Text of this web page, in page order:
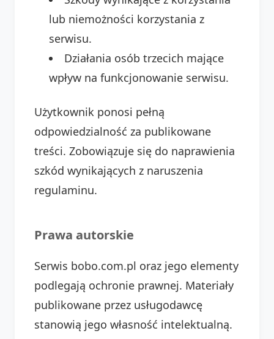
lub niemożności korzystania z
serwisu.
Działania osób trzecich mające
wpływ na funkcjonowanie serwisu.
Użytkownik ponosi pełną
odpowiedzialność za publikowane
treści. Zobowiązuje się do naprawienia
szkód wynikających z naruszenia
regulaminu.
Prawa autorskie
Serwis bobo.com.pl oraz jego elementy
podlegają ochronie prawnej. Materiały
publikowane przez usługodawcę
stanowią jego własność intelektualną.